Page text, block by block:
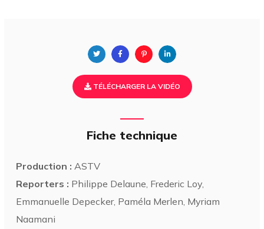
TÉLÉCHARGER LA VIDÉO
Fiche technique
Production : ASTV
Reporters : Philippe Delaune, Frederic Loy,
Emmanuelle Depecker, Paméla Merlen, Myriam
Naamani